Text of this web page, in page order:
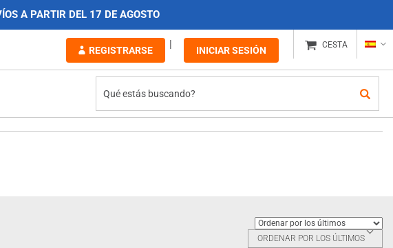
A PARTIR DEL 17 DE AGOSTO
REGISTRARSE INICIAR SESIÓN CESTA
ORDENAR POR LOS ÚLTIMOS